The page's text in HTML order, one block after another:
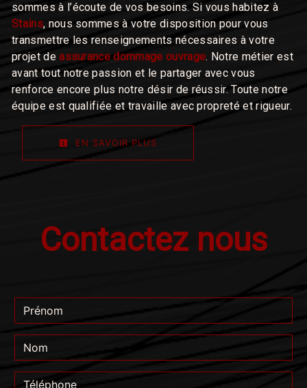
sommes à l’écoute de vos besoins. Si vous habitez à
Stains, nous sommes à votre disposition pour vous
transmettre les renseignements nécessaires à votre
projet deassurance dommage ouvrage. Notre métier est
avant tout notre passion et le partager avec vous
renforce encore plus notre désir de réussir. Toute notre
équipe est qualifiée et travaille avec propreté et rigueur.
EN SAVOIR PLUS
Contactez nous